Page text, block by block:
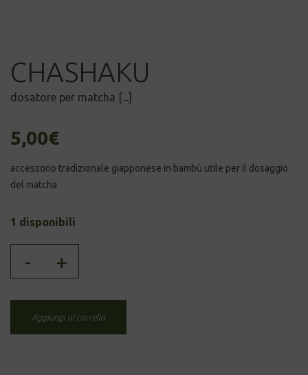
CHASHAKU
dosatore per matcha [...]
5,00€
accessorio tradizionale giapponese in bambù utile per il dosaggio
del matcha
1 disponibili
quantità
- +
Aggiungi al carrello